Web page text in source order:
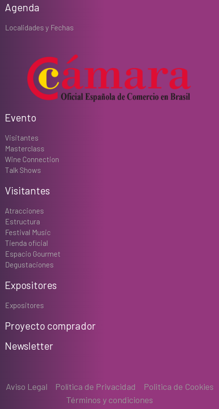
Agenda
Localidades y Fechas
Evento
Visitantes
Masterclass
Wine Connection
Talk Shows
Visitantes
Atracciones
Estructura
Festival Music
Tienda oficial
Espacio Gourmet
Degustaciones
Expositores
Expositores
Proyecto comprador
Newsletter
Aviso Legal Política de Privacidad
Politica de Cookies
Términos y condiciones